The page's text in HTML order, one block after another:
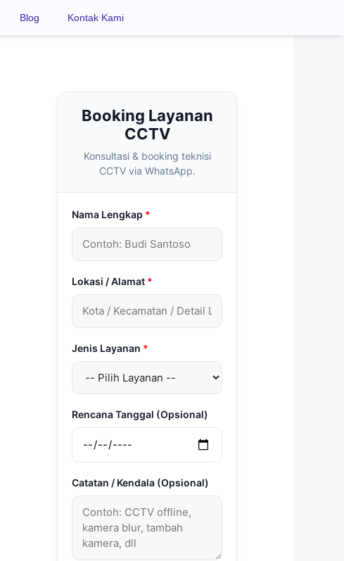
Blog Kontak Kami
Booking Layanan
CCTV
Konsultasi & booking teknisi
CCTV via WhatsApp.
Nama Lengkap *
Lokasi / Alamat *
Jenis Layanan *
Rencana Tanggal (Opsional)
Catatan / Kendala (Opsional)